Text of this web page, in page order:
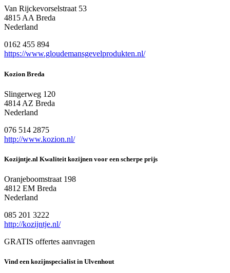
Van Rijckevorselstraat 53
4815 AA Breda
Nederland
0162 455 894
https://www.gloudemansgevelprodukten.nl/
Kozion Breda
Slingerweg 120
4814 AZ Breda
Nederland
076 514 2875
http://www.kozion.nl/
Kozijntje.nl Kwaliteit kozijnen voor een scherpe prijs
Oranjeboomstraat 198
4812 EM Breda
Nederland
085 201 3222
http://kozijntje.nl/
GRATIS offertes aanvragen
Vind een kozijnspecialist in Ulvenhout